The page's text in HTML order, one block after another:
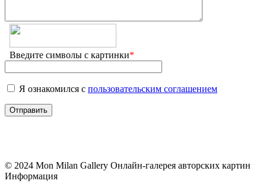
Введите символы с картинки*
Я ознакомился с пользовательским соглашением
© 2024 Mon Milan Gallery Онлайн-галерея авторских картин
Информация